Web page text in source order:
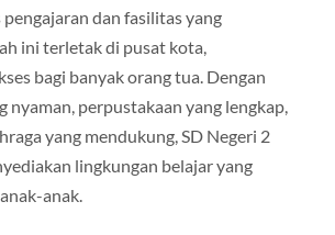
dan fasilitas yang
ini terletak di pusat kota,
bagi banyak orang tua. Dengan
nyaman, perpustakaan yang lengkap,
yang mendukung, SD Negeri 2
lingkungan belajar yang
anak.